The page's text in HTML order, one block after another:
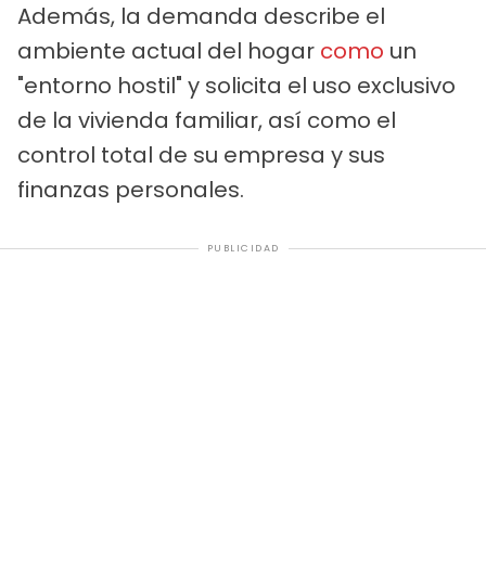
Además, la demanda describe el
ambiente actual del hogar como un
"entorno hostil" y solicita el uso exclusivo
de la vivienda familiar, así como el
control total de su empresa y sus
finanzas personales.
PUBLICIDAD